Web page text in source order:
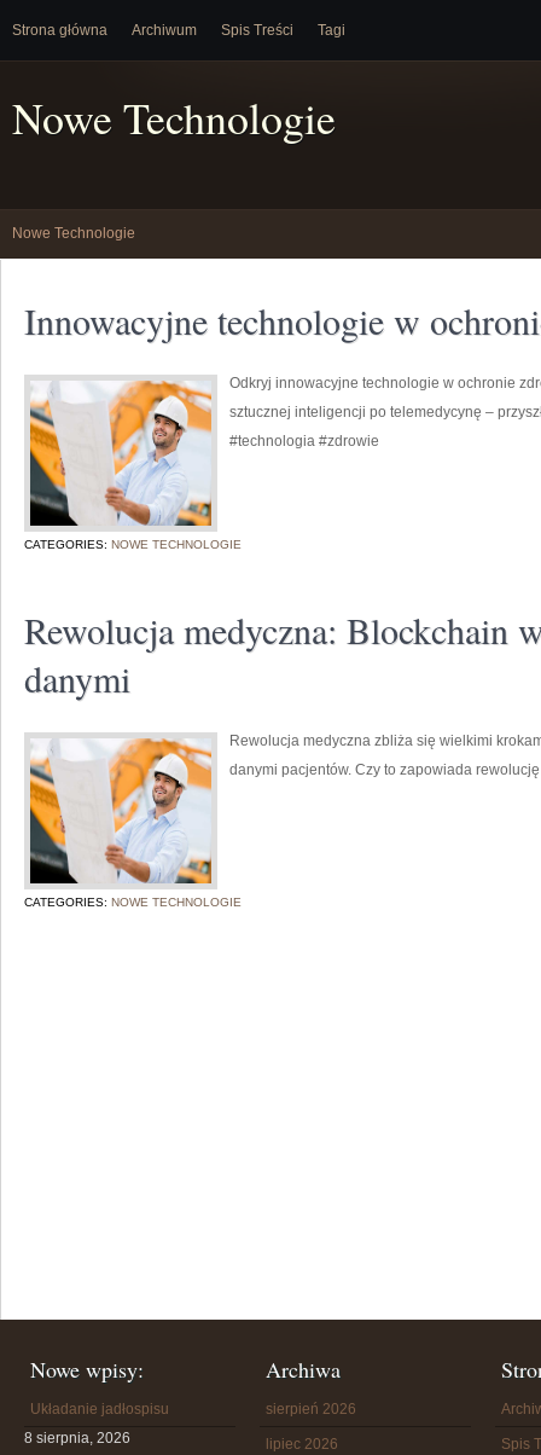
Strona główna Archiwum Spis Treści Tagi
Nowe Technologie
Nowe Technologie
Innowacyjne technologie w
Odkryj innowacyjne technologie w ochronie
sztucznej inteligencji po telemedycynę –
#technologia #zdrowie
CATEGORIES: NOWE TECHNOLOGIE
Rewolucja medyczna: Blockchain
danymi
Rewolucja medyczna zbliża się wielkimi
danymi pacjentów. Czy to zapowiada
CATEGORIES: NOWE TECHNOLOGIE
Nowe wpisy:
Układanie jadłospisu
8 sierpnia, 2026
Archiwa
sierpień 2026
lipiec 2026 Spis